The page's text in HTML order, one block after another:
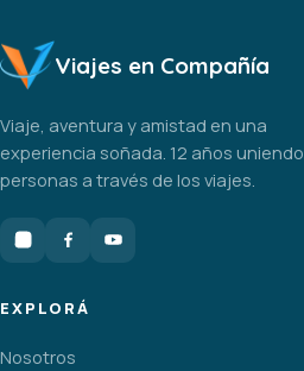
Viajes en Compañía
Viaje, aventura y amistad en una
experiencia soñada. 12 años uniendo
personas a través de los viajes.
EXPLORÁ
Nosotros